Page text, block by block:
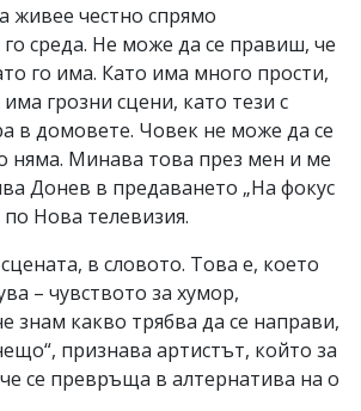
живее честно спрямо
среда. Не може да се правиш, че
го има. Като има много прости,
грозни сцени, като тези с
в домовете. Човек не може да се
няма. Минава това през мен и ме
Донев в предаването „На фокус
Нова телевизия.
в словото. Това е, което
– чувството за хумор,
знам какво трябва да се направи,
признава артистът, който за
се превръща в алтернатива на о